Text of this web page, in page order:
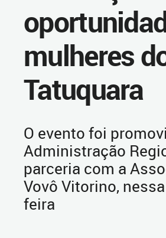
mulheres
Tatuquara
O evento foi
Administração
parceria com a
Vovô Vitorino,
feira